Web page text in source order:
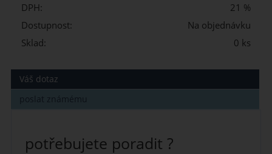
DPH:
21 %
Dostupnost:
Na objednávku
Sklad:
0 ks
Váš dotaz
poslat známému
potřebujete poradit ?